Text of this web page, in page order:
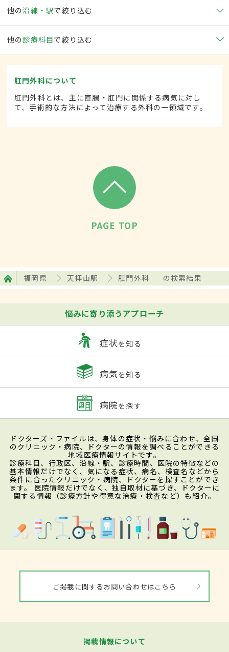
他の沿線・駅で絞り込む
他の 診療科目で絞り込む
肛門外科について
肛門外科とは、主に直腸・肛門に関係する病気に対し
て、手術的な方法によって治療する外科の一領域です。
PAGE TOP
福岡県 天拝山駅 肛門外科 の検索結果
悩みに寄り添うアプローチ
症状を知る
病気を知る
病院を探す
ドクターズ・ファイルは、身体の症状・悩みに合わせ、全国
のクリニック・病院、ドクターの情報を調べることができる
地域医療情報サイトです。
診療科目、行政区、沿線・駅、診療時間、医院の特徴などの
基本情報だけでなく、気になる症状、病名、検査名などから
条件に合ったクリニック・病院、ドクターを探すことができ
ます。 医院情報だけでなく、独自取材に基づき、ドクターに
関する情報（診療方針や得意な治療・検査など）も紹介。
ご掲載に関するお問い合わせはこちら
掲載情報について